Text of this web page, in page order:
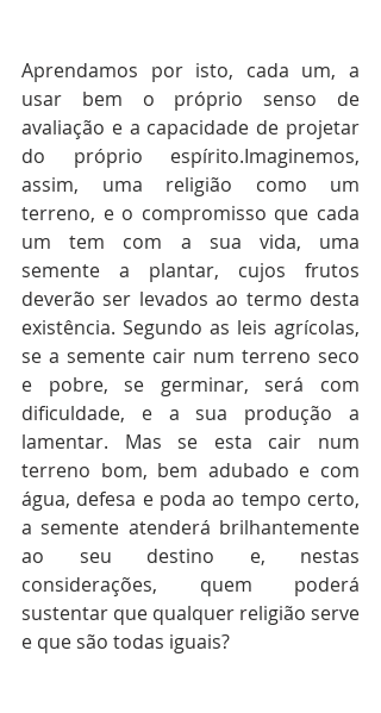
Aprendamos por isto, cada um, a
usar bem o próprio senso de
avaliação e a capacidade de projetar
do próprio espírito.Imaginemos,
assim, uma religião como um
terreno, e o compromisso que cada
um tem com a sua vida, uma
semente a plantar, cujos frutos
deverão ser levados ao termo desta
existência. Segundo as leis agrícolas,
se a semente cair num terreno seco
e pobre, se germinar, será com
dificuldade, e a sua produção a
lamentar. Mas se esta cair num
terreno bom, bem adubado e com
água, defesa e poda ao tempo certo,
a semente atenderá brilhantemente
ao seu destino e, nestas
considerações, quem poderá
sustentar que qualquer religião serve
e que são todas iguais?